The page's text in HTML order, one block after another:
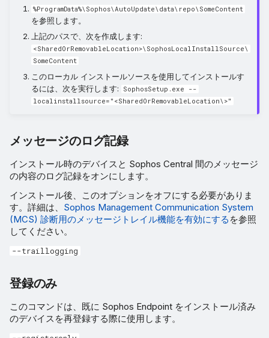
%ProgramData%\Sophos\AutoUpdate\data\repo\SomeContent
を参照します。
上記のパスで、次を作成します:
<SharedOrRemovableLocation>\SophosLocalInstallSource\
SomeContent
このローカル インストールソースを使用してインストールす
るには、次を実行します:
SophosSetup.exe --
localinstallsource="<SharedOrRemovableLocation\>"
メッセージのログ記録
インストール時のデバイスと Sophos Central 間のメッセージ
の内容のログ記録をオンにします。
インストール後、このオプションをオフにする必要がありま
す。詳細は、 Sophos Management Communication System
(MCS) 診断用のメッセージトレイル機能を有効にする を参照
してください。
--traillogging
登録のみ
このコマンドは、既に Sophos Endpoint をインストール済み
のデバイスを再登録する際に使用します。